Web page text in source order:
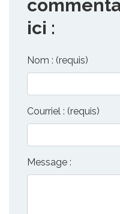
ici :
Nom : (requis)
Courriel : (requis)
Message :